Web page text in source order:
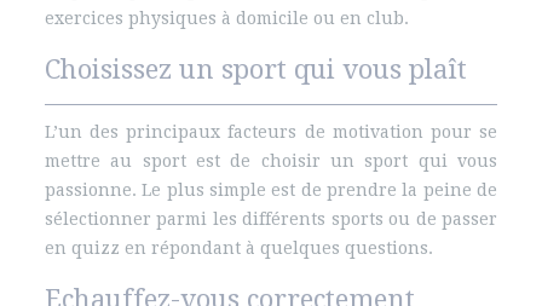
exercices physiques à domicile ou en club.
Choisissez un sport qui vous plaît
L’un des principaux facteurs de motivation pour se
mettre au sport est de choisir un sport qui vous
passionne. Le plus simple est de prendre la peine de
sélectionner parmi les différents sports ou de passer
en quizz en répondant à quelques questions.
Echauffez-vous correctement